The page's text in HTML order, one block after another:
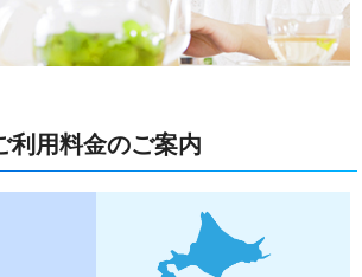
利用料金のご案内